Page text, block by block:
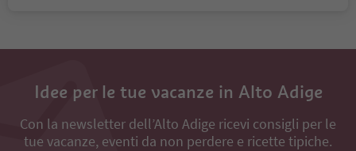
Idee per le tue vacanze in Alto Adige
Con la newsletter dell’Alto Adige ricevi consigli per le
tue vacanze, eventi da non perdere e ricette tipiche.